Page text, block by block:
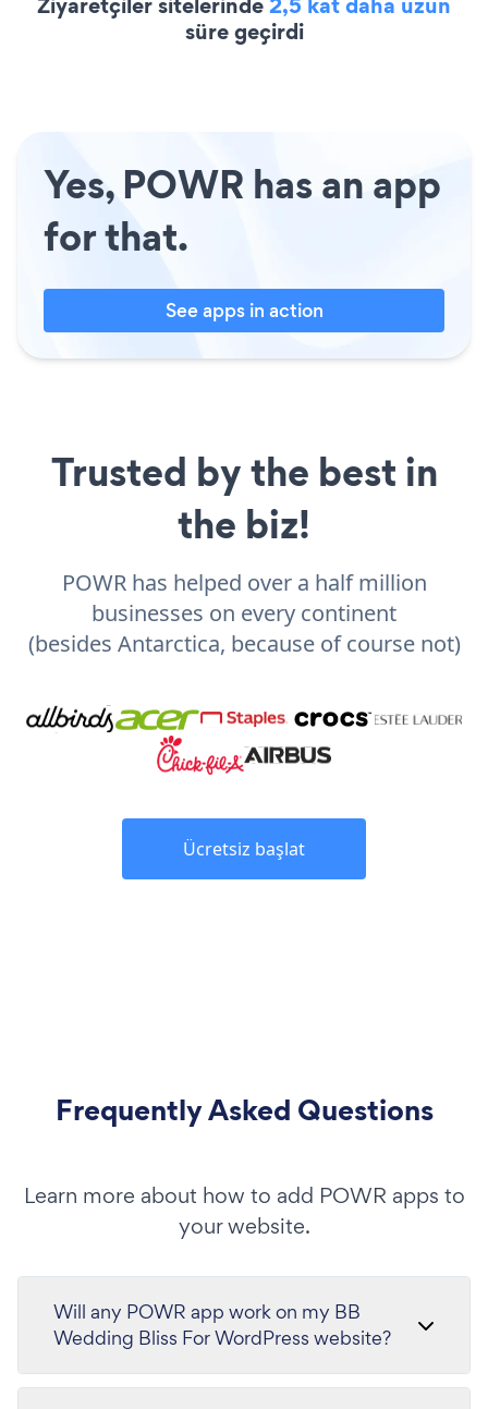
süre geçirdi
Yes, POWR has an app
for that.
See apps in action
Trusted by the best in
the biz!
POWR has helped over a half million
businesses on every continent
(besides Antarctica, because of course not)
Ücretsiz başlat
Frequently Asked Questions
Learn more about how to add POWR apps to
your website.
Will any POWR app work on my BB
Wedding Bliss For WordPress website?